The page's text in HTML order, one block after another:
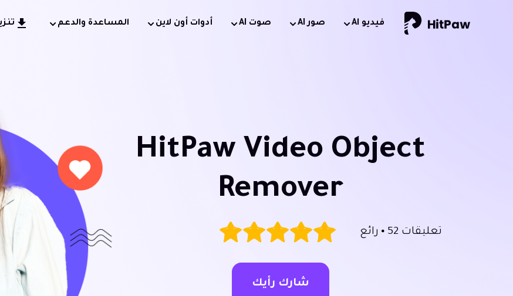
فيديو Al صور AI صوت AI أدوات أون لاين المساعدة والدعم
HitPaw Video Object
Remover
تعليقات 52 رائع
شارك رأيك